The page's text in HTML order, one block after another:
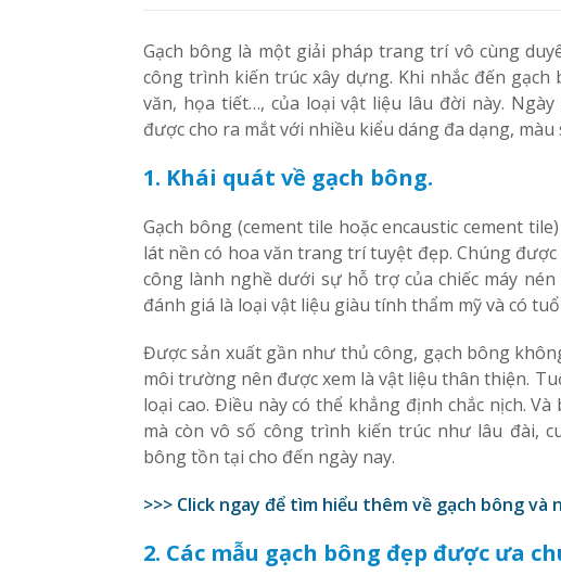
Gạch bông là một giải pháp trang trí vô cùng
công trình kiến trúc xây dựng. Khi nhắc đến
văn, họa tiết…, của loại vật liệu lâu đời này. Ngày
được cho ra mắt với nhiều kiểu dáng đa dạng,
1. Khái quát về gạch bông.
Gạch bông (cement tile hoặc encaustic cement
lát nền có hoa văn trang trí tuyệt đẹp. Chúng
công lành nghề dưới sự hỗ trợ của chiếc máy
đánh giá là loại vật liệu giàu tính thẩm mỹ và có
Được sản xuất gần như thủ công, gạch bông
môi trường nên được xem là vật liệu thân thiện.
loại cao. Điều này có thể khẳng định chắc nịch.
mà còn vô số công trình kiến trúc như lâu đài,
bông tồn tại cho đến ngày nay.
>>> Click ngay để tìm hiểu thêm về gạch bông và
2. Các mẫu gạch bông đẹp được ưa